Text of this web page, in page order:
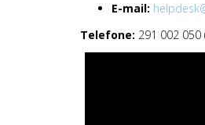
E-mail:
Telefone: 291 002